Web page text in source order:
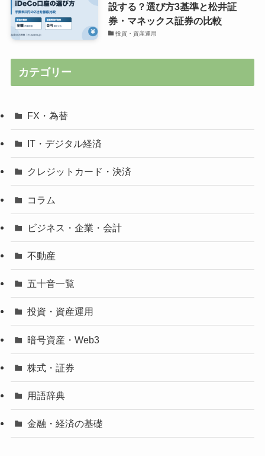
設する？選び方3基準と松井証
券・マネックス証券の比較
投資・資産運用
カテゴリー
FX・為替
IT・デジタル経済
クレジットカード・決済
コラム
ビジネス・企業・会計
不動産
五十音一覧
投資・資産運用
暗号資産・Web3
株式・証券
用語辞典
金融・経済の基礎